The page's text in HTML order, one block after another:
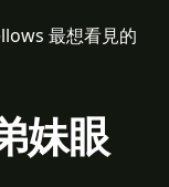
最想看見的
妹眼